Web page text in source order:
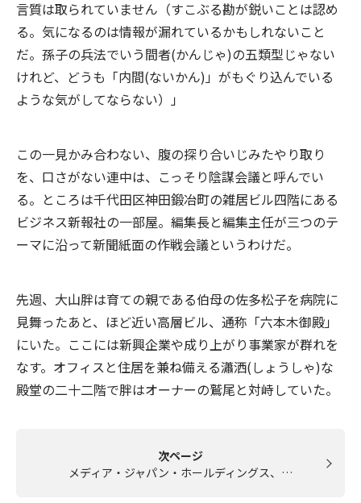
言質は取られていません（すこぶる勘が鋭いことは認め
る。気になるのは情報が漏れているかもしれないこと
だ。孫子の兵法でいう間者(かんじゃ)の五類型じゃない
けれど、どうも「内間(ないかん)」がもぐり込んでいる
ような気がしてならない）」
この一見かみ合わない、腹の探り合いじみたやり取り
を、口さがない連中は、こっそり陰謀会議と呼んでい
る。ところは千代田区神田鍛冶町の雑居ビル四階にある
ビジネス新報社の一部屋。編集長と編集主任が三つのテ
ーマに沿って新聞紙面の作戦会議というわけだ。
先週、大山胖は育ての親である伯母の佐多松子を病院に
見舞ったあと、ほど近い高層ビル、通称「六本木御殿」
にいた。ここには新興企業や成り上がり事業家が群れを
なす。オフィスと住居を兼ね備える瀟洒(しょうしゃ)な
殿堂の二十二階で胖はオーナーの鷲尾と対峙していた。
次ページ
メディア・ジャパン・ホールディングス、…